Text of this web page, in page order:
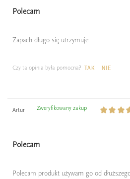
Polecam
Zapach długo się utrzymuje
Czy ta opinia była pomocna? TAK NIE
Artur Zweryfikowany zakup
Polecam
Polecam produkt używam go od